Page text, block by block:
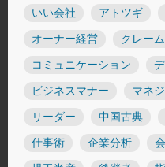
いい会社 アトツギ
オーナー経営 クレー
コミュニケーション
ビジネスマナー マネ
リーダー 中国古典
仕事術 企業分析